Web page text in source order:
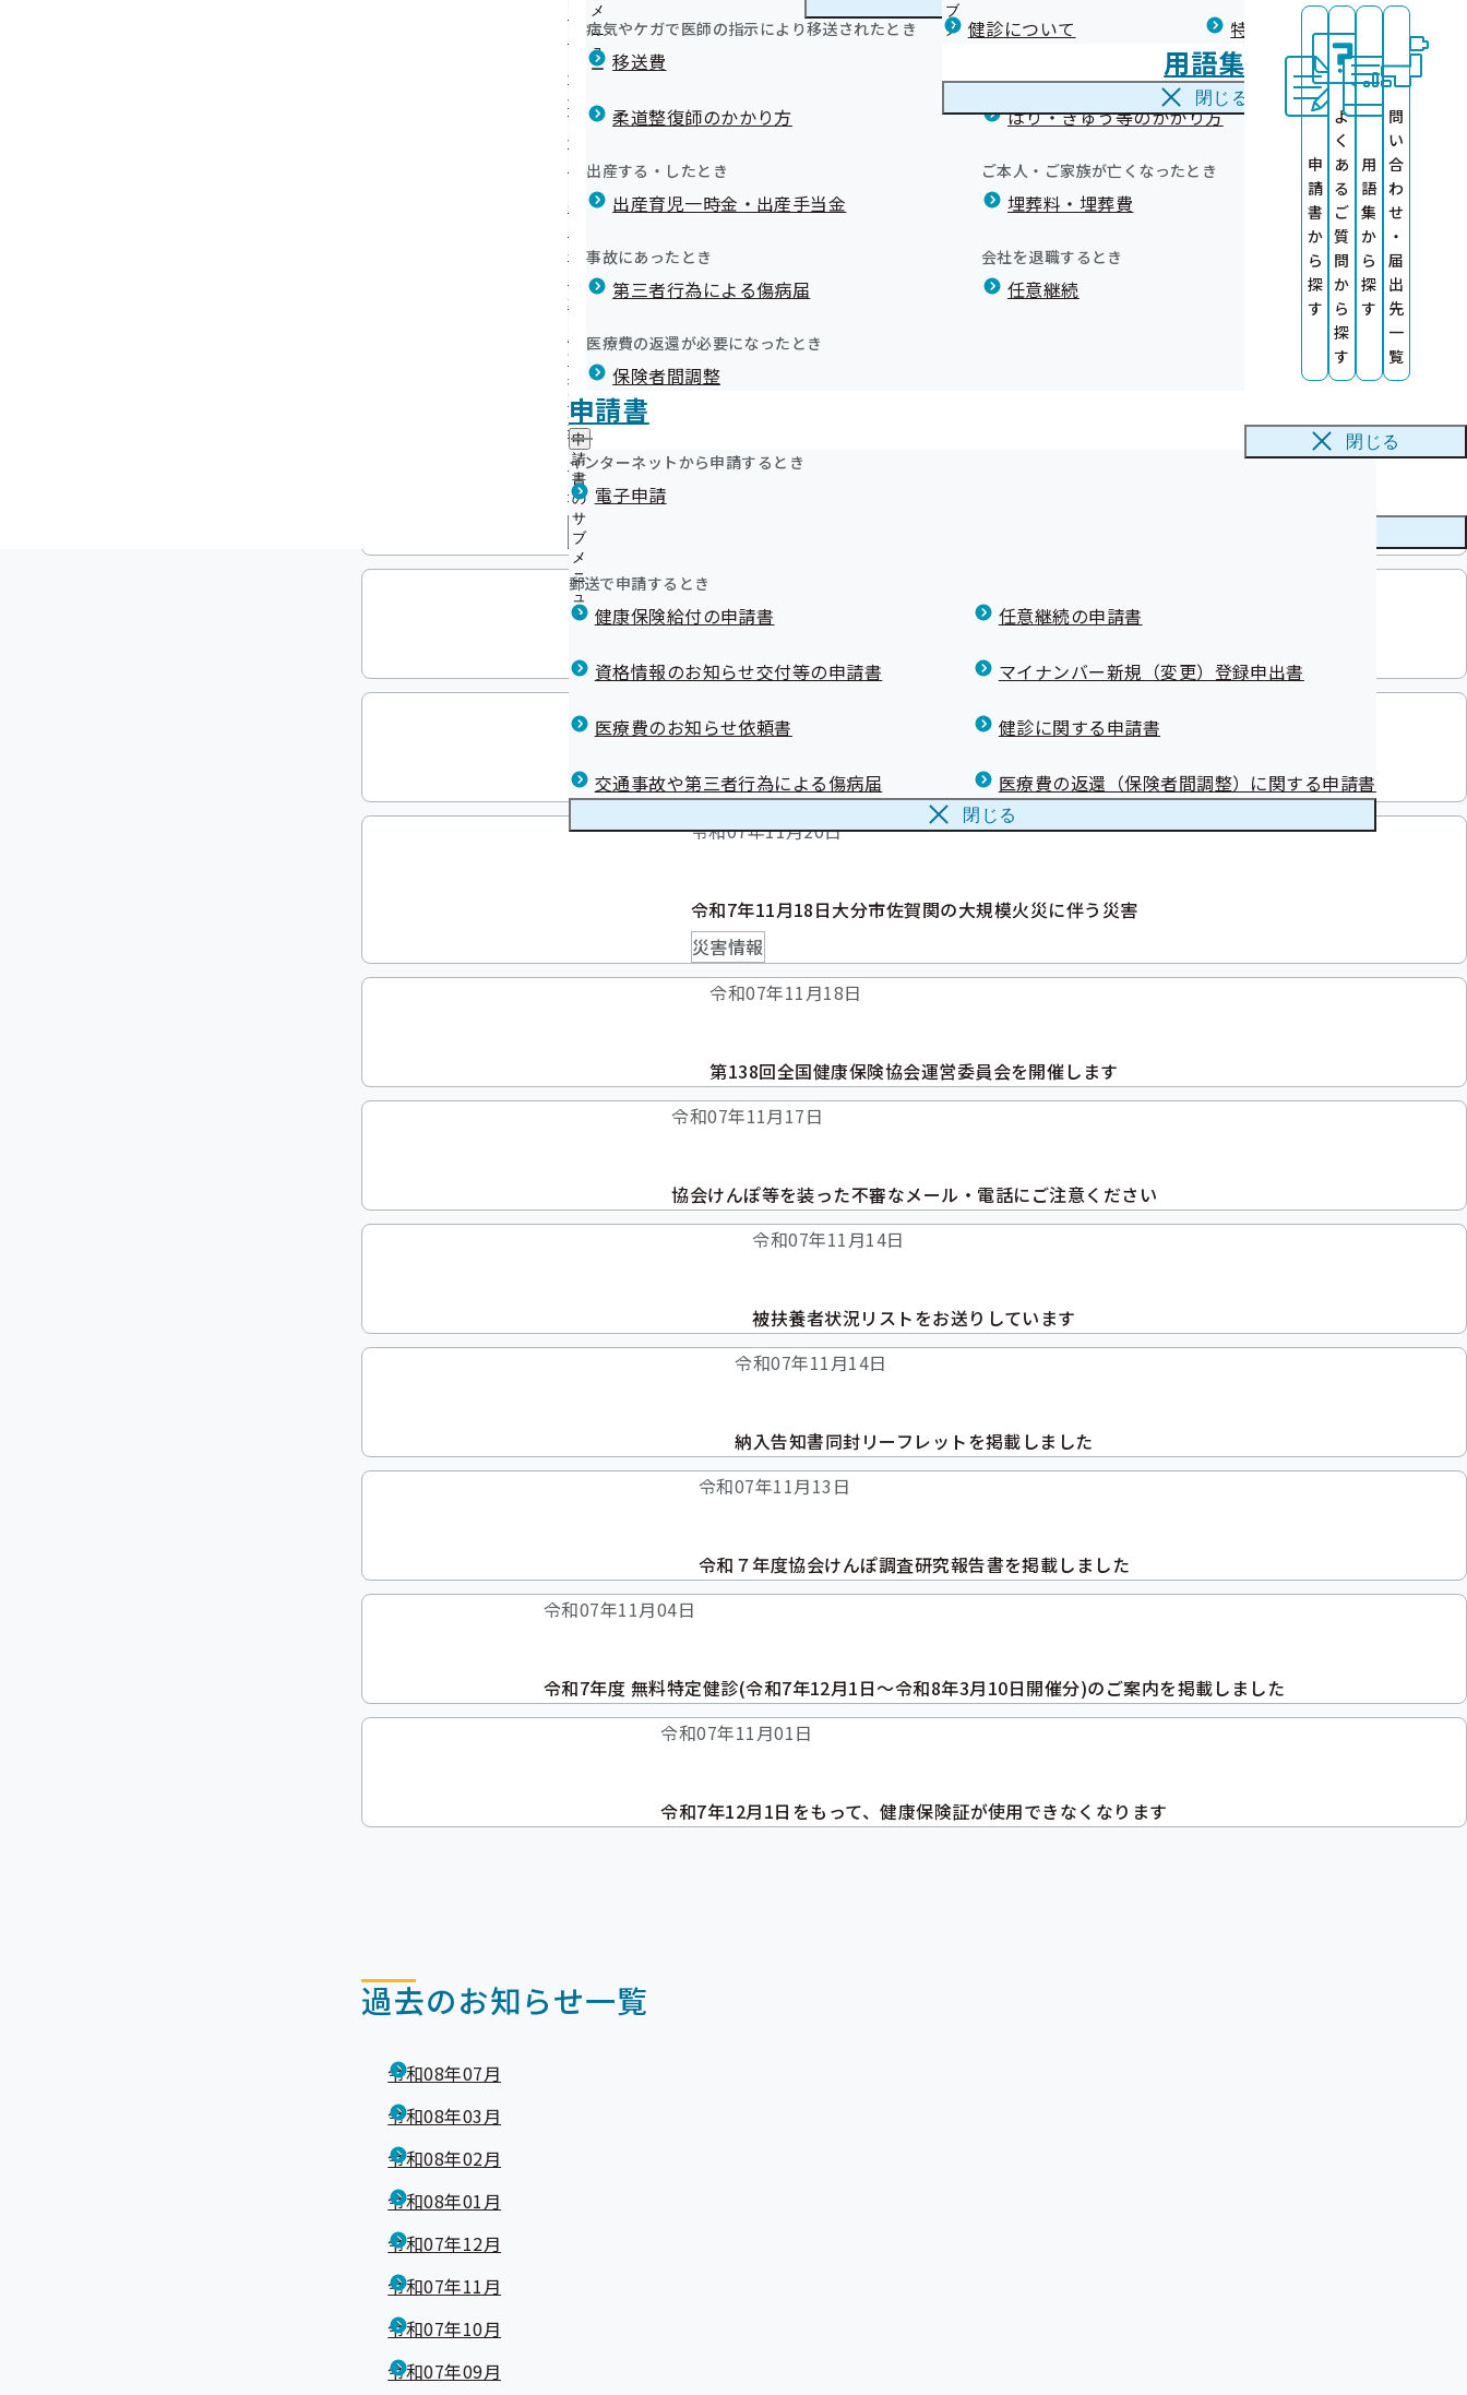
メ
ニ
ュ
ー
病気やケガで医師の指示により移送されたとき
移送費
海外で急な病気にかかり治療を受けたとき
柔道整復師のかかり方 はり・きゅう等のかかり方
出産する・したとき
出産育児一時金・出産手当金
ご本人・ご家族が亡くなったとき
埋葬料・埋葬費
事故にあったとき
第三者行為による傷病届
会社を退職するとき
任意継続
医療費の返還が必要になったとき
保険者間調整
申請書
申
請
書
の
サ
ブ
メ
ニ
ュ
ー
インターネットから申請するとき
電子申請
郵送で申請するとき
健康保険給付の申請書 任意継続の申請書
資格情報のお知らせ交付等の申請書 マイナンバー新規（変更）登録申出書
医療費のお知らせ依頼書 健診に関する申請書
交通事故や第三者行為による傷病届 医療費の返還（保険者間調整）に関する申請書
閉じる
ュ
ブ
メ 健診について 特定保健指導について
用語集
閉じる
申
請
書
か
ら
探
す
よ
く
あ
る
ご
質
問
か
ら
探
す
用
語
集
か
ら
探
す
問
い
合
わ
せ
・
届
出
先
一
覧
閉じる
北海道支部の健診・保健指導のご案内
北
部
【健診等のご案内】ご本人（被保険者）さま
【健診等のご案内】ご家族（被扶養者）さま
定期健康診断（事業者健診）の結果をご提供願います！
健診後のフォロー
オンライン資格確認等システムによる保険者からの特定健康診査情報の
提供にかかる不同意申請について
健診の機会を活用した医師による簡易禁煙指導の実施機関の公募につい
て（令和8年度の応募申込は終了いたしました。）
【外部委託】健診実施機関の一部に健診の機会を活用した医師による簡
「被保険者に対する特定保健指導業務（店舗型）」委託機関の募集につ
いて
「令和8年度 生活習慣病予防健診の機会を活用した医師等による受診勧
数に達したため、募集は終了しました）
【外部委託】特定保健指導業務の外部委託を実施しています
【外部委託】定期健康診断（事業者健診）結果データ取得等業務の外部
委託を実施しています
生活習慣病予防健診に関する調査事業（結果詳細）について
【外部委託】新ひだか町に特定保健指導の利用勧奨及び未治療者への医
療機関受診勧奨業務を外部委託しております
人間ドック健診のご案内（令和8年度より開始）
健診実施機関一覧等
【公募】令和9年度 生活習慣病予防健診等実施機関の公募について
【外部委託】新ひだか町に協会けんぽの被扶養者に対する特定健康診査
受診勧奨業務を外部委託しております
健康保険委員
康
健康保険委員（健康保険サポーター）を募集しています
健康保険委員広報紙【協会けんぽほっかいどう】
健康づくり
健康事業所宣言
どさんこヘルスサポートサービス
ウォーキング
喫煙対策
令和8年度フォローアッププログラムのご案内
始めよう！ヘルシーライフ【健康コラム】
北海道支部 第3期保健事業実施計画(データヘルス計画)
メンタルヘルス
納入告知書同封リーフレット
各種証明について
ジェネリック医薬品（後発医薬品）
北海道支部は移転しました
協会けんぽ北海道支部Ｘについて
協会けんぽ北海道支部公式YouTubeチャンネル
申請書の記入もれ・記入誤りにご注意ください
知らないなんてもったいない！医療費節約のポイント
お薬の新しい受け取り方「リフィル処方せん」
お薬手帳のことご存じですか？
スイッチOTCをご存じですか？
医療機関のかかり方について
【医療機関・薬局さま】マイナ保険証利用促進広報素材
メールマガジン
統計情報
北海道支部について
所在地・連絡先
調達情報
採用情報
個人情報保護
地方自治体及び関係団体との連携協定
情報公開
評議会
事務処理誤り
リンク集
関連リンク集
よく利用されるページ
令和07年11月
令和07年11月28日
令和07年11月27日
協会けんぽマイナンバー専用ダイヤルにお電話いただく前に確認をお願いいたします
健康保険委員広報紙【協会けんぽほっかいどう】
集団健診のお知らせを更新しました
令和07年11月20日
令和7年11月18日大分市佐賀関の大規模火災に伴う災害
災害情報
令和07年11月18日
第138回全国健康保険協会運営委員会を開催します
令和07年11月17日
協会けんぽ等を装った不審なメール・電話にご注意ください
令和07年11月14日
被扶養者状況リストをお送りしています
令和07年11月14日
納入告知書同封リーフレットを掲載しました
令和07年11月13日
令和７年度協会けんぽ調査研究報告書を掲載しました
令和07年11月04日
令和7年度 無料特定健診(令和7年12月1日～令和8年3月10日開催分)のご案内を掲載しました
令和07年11月01日
令和7年12月1日をもって、健康保険証が使用できなくなります
過去のお知らせ一覧
令和08年07月
令和08年03月
令和08年02月
令和08年01月
令和07年12月
令和07年11月
令和07年10月
令和07年09月